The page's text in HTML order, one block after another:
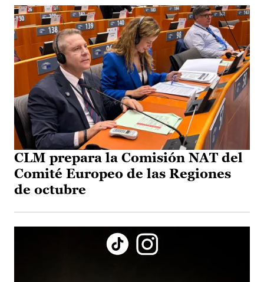
CLM prepara la Comisión NAT del
Comité Europeo de las Regiones
de octubre